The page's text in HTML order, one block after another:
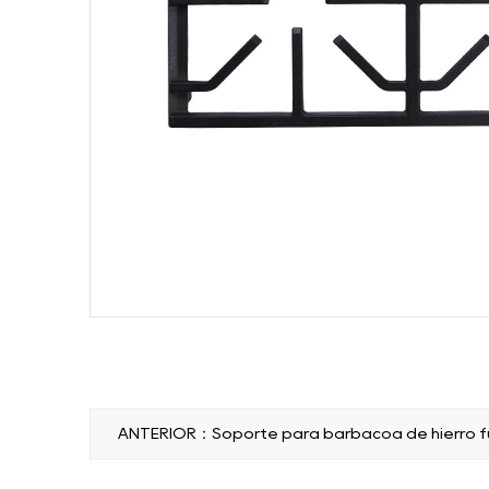
ANTERIOR：Soporte para barbacoa de hierro